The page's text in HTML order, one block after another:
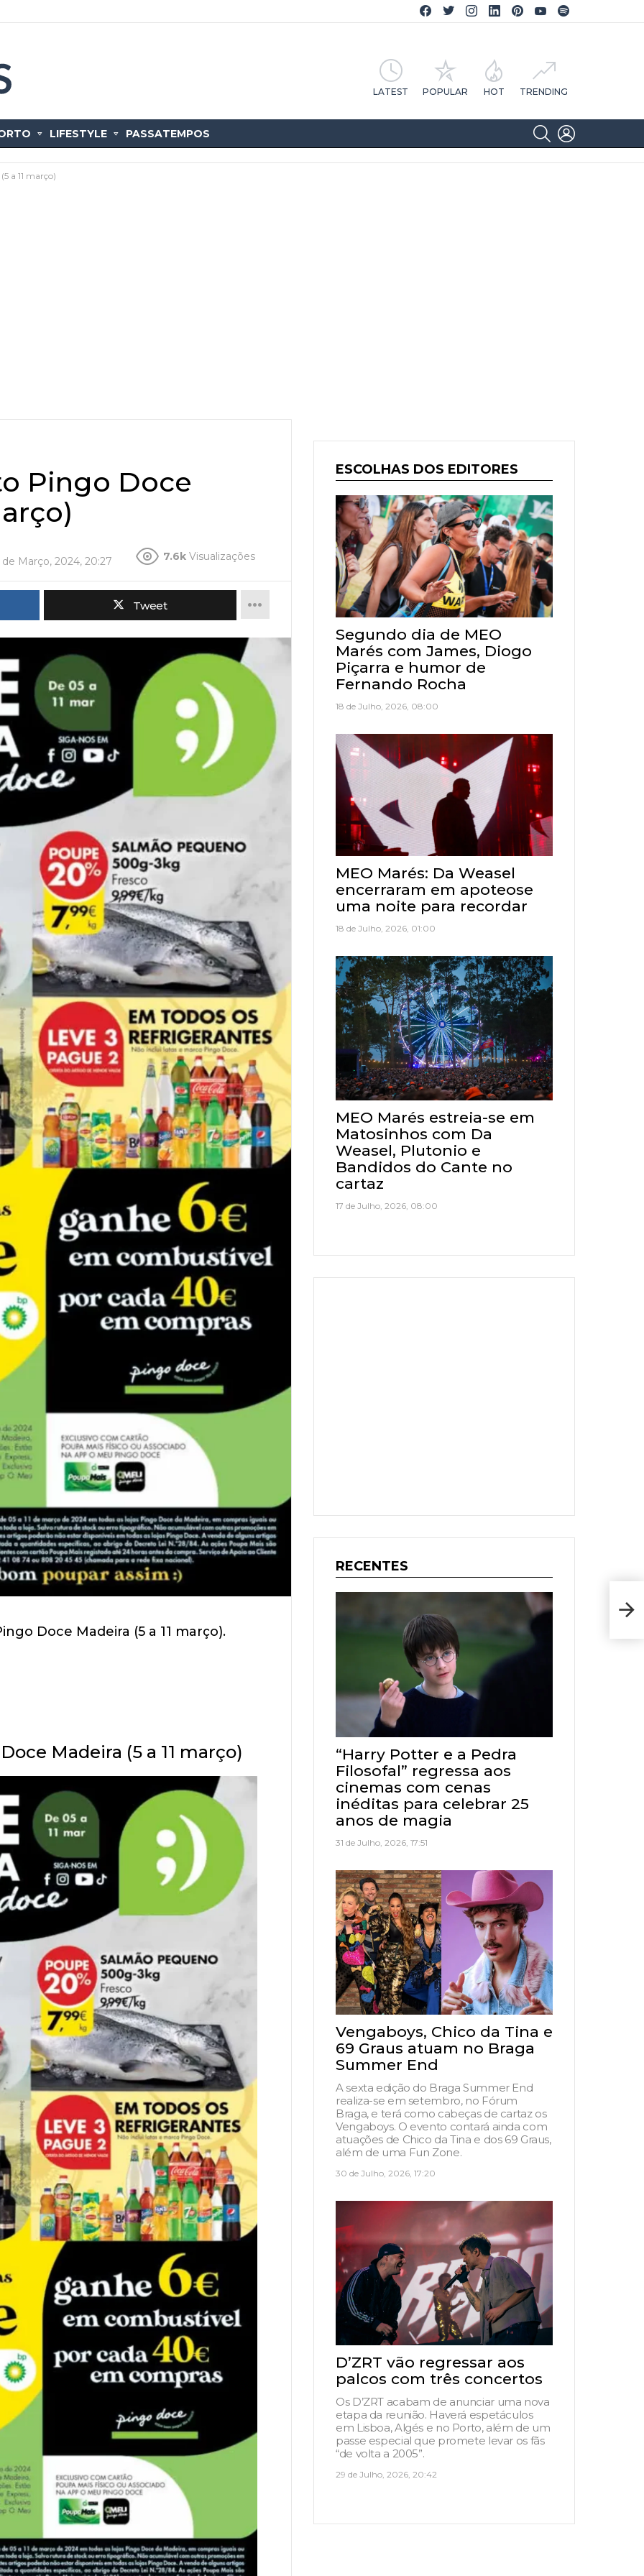
Facebook CA Notícias
Twitter CA Notícias
Instagram CA Notícias
Linkedin CA Notícias
Pinterest CA Notícias
YouTube CA Notícias
LATEST POPULAR HOT TRENDING
LIFESTYLE PASSATEMPOS
SEARCH
a 11 março)
Pingo Doce
Março, 2024, 20:27 7.6k Visualizações
Tweet
Doce Madeira (5 a 11 março).
Madeira (5 a 11 março)
ESCOLHAS DOS EDITORES
Segundo dia de MEO
Marés com James, Diogo
Piçarra e humor de
Fernando Rocha
18 de Julho, 2026, 08:00
MEO Marés: Da Weasel
encerraram em apoteose
uma noite para recordar
18 de Julho, 2026, 01:00
MEO Marés estreia-se em
Matosinhos com Da
Weasel, Plutonio e
Bandidos do Cante no
cartaz
17 de Julho, 2026, 08:00
RECENTES
“Harry Potter e a Pedra
Filosofal” regressa aos
cinemas com cenas
inéditas para celebrar 25
anos de magia
31 de Julho, 2026, 17:51
Vengaboys, Chico da Tina e
69 Graus atuam no Braga
Summer End
A sexta edição do Braga Summer End
realiza-se em setembro, no Fórum
Braga, e terá como cabeças de cartaz os
Vengaboys. O evento contará ainda com
atuações de Chico da Tina e dos 69 Graus,
além de uma Fun Zone.
30 de Julho, 2026, 17:20
D’ZRT vão regressar aos
palcos com três concertos
Os D’ZRT acabam de anunciar uma nova
etapa da reunião. Haverá espetáculos
em Lisboa, Algés e no Porto, além de um
passe especial que promete levar os fãs
“de volta a 2005”.
29 de Julho, 2026, 20:42